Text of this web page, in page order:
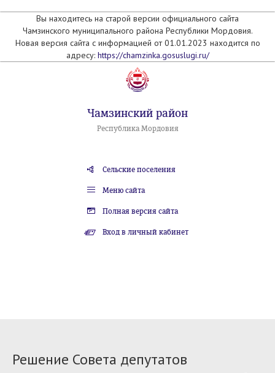
Вы находитесь на старой версии официального сайта
Чамзинского муниципального района Республики Мордовия.
Новая версия сайта с информацией от 01.01.2023 находится по
адресу: https://chamzinka.gosuslugi.ru/
Чамзинский район
Республика Мордовия
Сельские поселения
Меню сайта
Полная версия сайта
Вход в личный кабинет
Решение Совета депутатов